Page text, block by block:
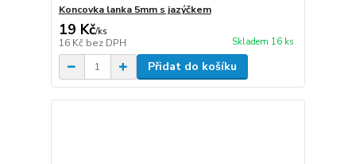
Koncovka lanka 5mm s jazýčkem
19 Kč/ks
16 Kč bez DPH Skladem 16 ks
Přidat do košíku